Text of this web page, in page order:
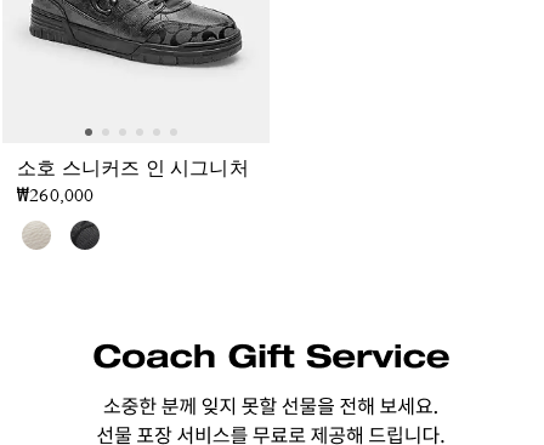
소호 스니커즈 인 시그니처
₩260,000